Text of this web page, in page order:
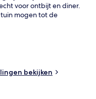
voor ontbijt en diner.
mogen tot de
reizigers zijn erg te
en het ontbijt.
bekijken